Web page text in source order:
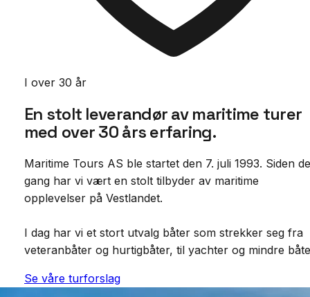
I over 30 år
En stolt leverandør av maritime turer
med over 30 års erfaring.
Maritime Tours AS ble startet den 7. juli 1993. Siden
gang har vi vært en stolt tilbyder av maritime
opplevelser på Vestlandet.
I dag har vi et stort utvalg båter som strekker seg fra
veteranbåter og hurtigbåter, til yachter og mindre
Se våre turforslag